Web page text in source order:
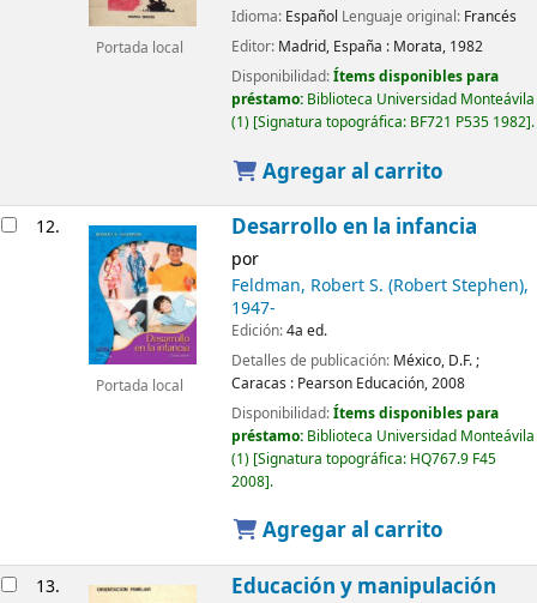
Portada local
Idioma: Español Lenguaje original: Francés
Editor: Madrid, España : Morata, 1982
Disponibilidad:Ítems disponibles para
préstamo: Biblioteca Universidad Monteávila
(1) Signatura topográfica: BF721 P535 1982 .
Agregar al carrito
12.
Portada local
Desarrollo en la infancia
por
Feldman, Robert S. (Robert Stephen),
1947-
Edición:4a ed.
Detalles de publicación: México, D.F. ;
Caracas : Pearson Educación,2008
Disponibilidad:Ítems disponibles para
préstamo: Biblioteca Universidad Monteávila
(1) Signatura topográfica: HQ767.9 F45
2008 .
Agregar al carrito
13. Educación y manipulación